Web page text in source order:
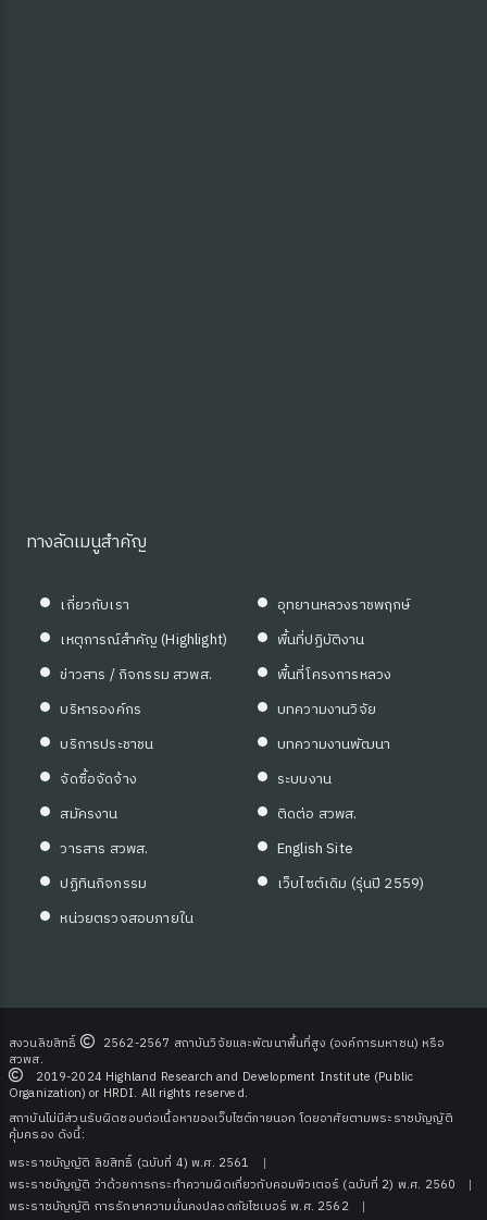
ทางลัดเมนูสำคัญ
เกี่ยวกับเรา
เหตุการณ์สำคัญ (Highlight)
ข่าวสาร / กิจกรรม สวพส.
บริหารองค์กร
บริการประชาชน
จัดซื้อจัดจ้าง
สมัครงาน
วารสาร สวพส.
ปฏิทินกิจกรรม
หน่วยตรวจสอบภายใน
อุทยานหลวงราชพฤกษ์
พื้นที่ปฏิบัติงาน
พื้นที่โครงการหลวง
บทความงานวิจัย
บทความงานพัฒนา
ระบบงาน
ติดต่อ สวพส.
English Site
เว็บไซต์เดิม (รุ่นปี 2559)
สงวนลิขสิทธิ์
2562-2567 สถาบันวิจัยและพัฒนาพื้นที่สูง (องค์การมหาชน) หรือ
สวพส.
2019-2024 Highland Research and Development Institute (Public
Organization) or HRDI. All rights reserved.
สถาบันไม่มีส่วนรับผิดชอบต่อเนื้อหาของเว็บไซต์ภายนอก โดยอาศัยตามพระราชบัญญัติ
คุ้มครอง ดังนี้:
พระราชบัญญัติ ลิขสิทธิ์ (ฉบับที่ 4) พ.ศ. 2561
พระราชบัญญัติ ว่าด้วยการกระทําความผิดเกี่ยวกับคอมพิวเตอร์ (ฉบับที่ 2) พ.ศ. 2560
พระราชบัญญัติ การรักษาความมั่นคงปลอดภัยไซเบอร์ พ.ศ. 2562
ความรู้